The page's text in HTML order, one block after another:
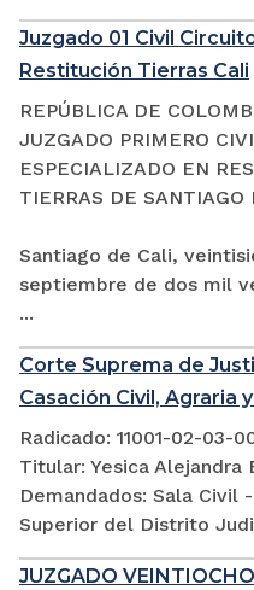
Juzgado 01 Civil
Restitución Tierras Cali
REPÚBLICA DE
JUZGADO PRIMERO
ESPECIALIZADO EN
TIERRAS DE SANTIAGO
Santiago de Cali,
septiembre de dos mil
...
Corte Suprema de
Casación Civil, Agraria
Radicado: 11001-02-03-
Titular: Yesica Alejandra
Demandados: Sala Civil
Superior del Distrito
JUZGADO